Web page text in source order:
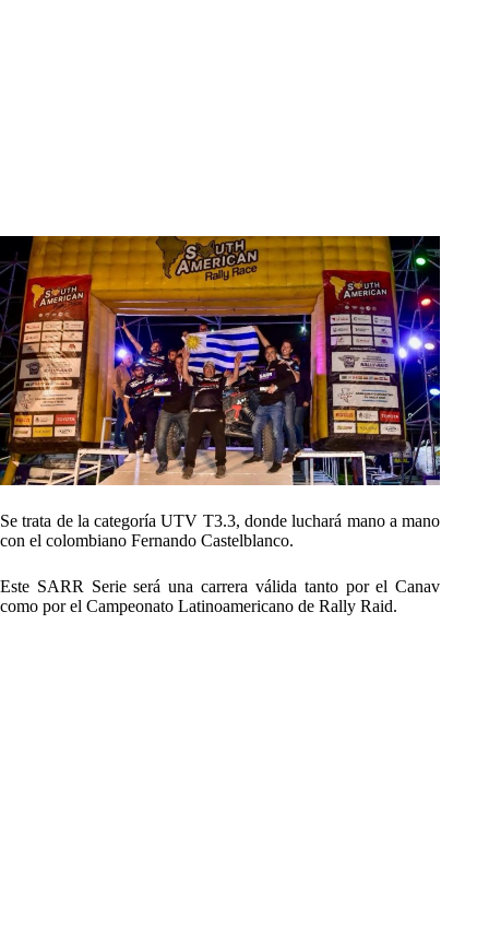
Se trata de la categoría UTV T3.3, donde luchará mano a mano
con el colombiano Fernando Castelblanco.
Este SARR Serie será una carrera válida tanto por el Canav
como por el Campeonato Latinoamericano de Rally Raid.